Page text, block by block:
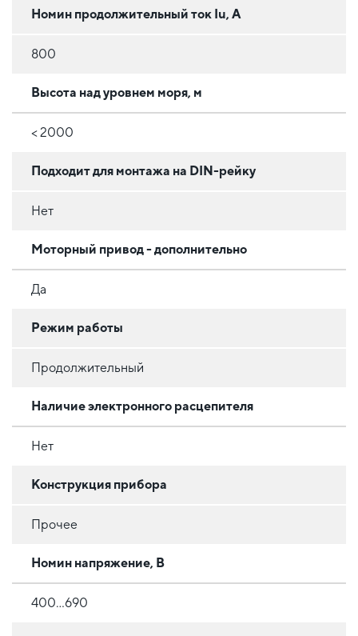
Номин продолжительный ток Iu, А
800
Высота над уровнем моря, м
< 2000
Подходит для монтажа на DIN-рейку
Нет
Моторный привод - дополнительно
Да
Режим работы
Продолжительный
Наличие электронного расцепителя
Нет
Конструкция прибора
Прочее
Номин напряжение, В
400...690